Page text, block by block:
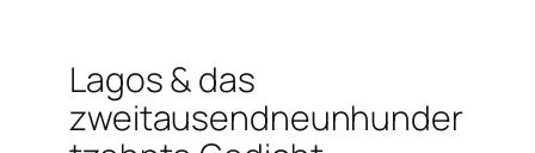
Lagos & das
zweitausendneunhunder